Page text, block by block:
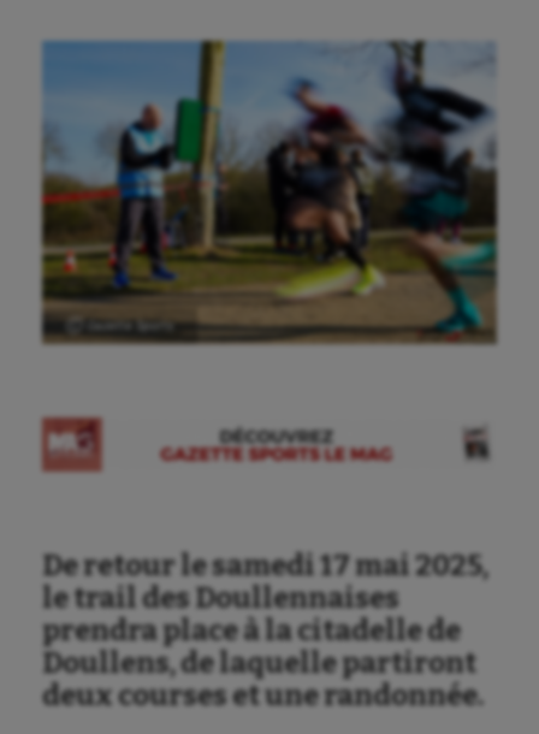
De retour le samedi 17 mai 2025,
le trail des Doullennaises
prendra place à la citadelle de
Doullens, de laquelle partiront
deux courses et une randonnée.